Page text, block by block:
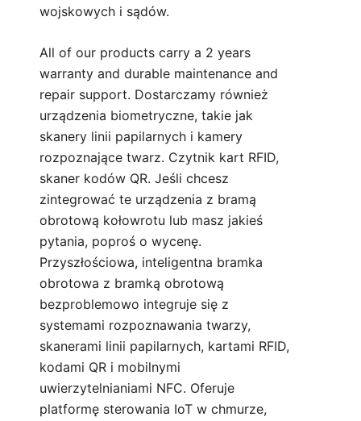
wojskowych i sądów.
All of our products carry a 2 years
warranty and durable maintenance and
repair support. Dostarczamy również
urządzenia biometryczne, takie jak
skanery linii papilarnych i kamery
rozpoznające twarz. Czytnik kart RFID,
skaner kodów QR. Jeśli chcesz
zintegrować te urządzenia z bramą
obrotową kołowrotu lub masz jakieś
pytania, poproś o wycenę.
Przyszłościowa, inteligentna bramka
obrotowa z bramką obrotową
bezproblemowo integruje się z
systemami rozpoznawania twarzy,
skanerami linii papilarnych, kartami RFID,
kodami QR i mobilnymi
uwierzytelnianiami NFC. Oferuje
platformę sterowania IoT w chmurze,